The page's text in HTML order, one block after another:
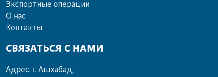
Экспортные операции
О нас
Контакты
СВЯЗАТЬСЯ С НАМИ
Адрес: г. Ашхабад,